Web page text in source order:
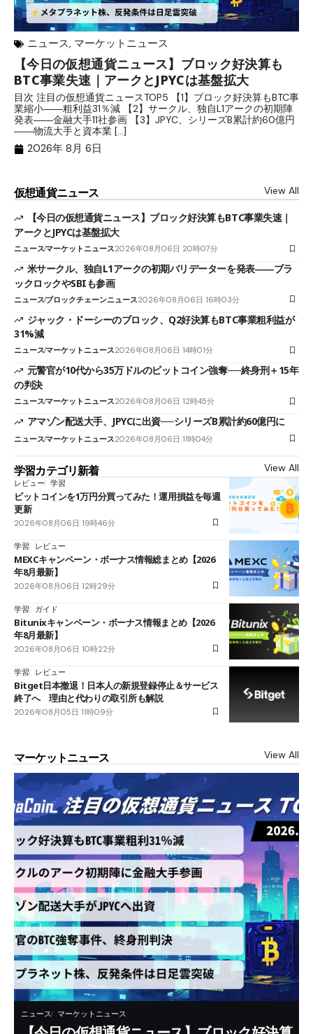
ニュース, マーケットニュース
【今日の仮想通貨ニュース】ブロック好決算も
BTC事業失速｜アークとJPYCは基盤拡大
目次 注目の仮想通貨ニュースTOP5 【1】ブロック好決算もBTC事
業縮小――粗利益31％減 【2】サークル、独自L1アークの初期陣
発表――金融大手11社参画 【3】JPYC、シリーズB累計約60億円
――物流大手と資本業 […]
2026年 8月 6日
仮想通貨ニュース View All
【今日の仮想通貨ニュース】ブロック好決算もBTC事業失速｜
アークとJPYCは基盤拡大
ニュースマーケットニュース2026年08月06日 20時07分
米サークル、独自L1アークの初期バリデーターを発表――ブラ
ックロックやSBIも参画
ニュースブロックチェーンニュース2026年08月06日 16時03分
ジャック・ドーシーのブロック、Q2好決算もBTC事業粗利益が
31%減
ニュースマーケットニュース2026年08月06日 14時01分
元警官が10代から35万ドルのビットコイン強奪──終身刑＋15年
の判決
ニュースマーケットニュース2026年08月06日 12時45分
アマゾン配送大手、JPYCに出資──シリーズB累計約60億円に
ニュースマーケットニュース2026年08月06日 11時04分
学習カテゴリ新着 View All
レビュー 学習
ビットコインを1万円分買ってみた！運用損益を毎週
更新
2026年08月06日 19時46分
学習 レビュー
MEXCキャンペーン・ボーナス情報総まとめ【2026
年8月最新】
2026年08月06日 12時29分
学習 ガイド
Bitunixキャンペーン・ボーナス情報まとめ【2026
年8月最新】
2026年08月06日 10時22分
学習 レビュー
Bitget日本撤退！日本人の新規登録停止＆サービス
終了へ 理由と代わりの取引所も解説
2026年08月05日 11時09分
マーケットニュース View All
ニュース マーケットニュース